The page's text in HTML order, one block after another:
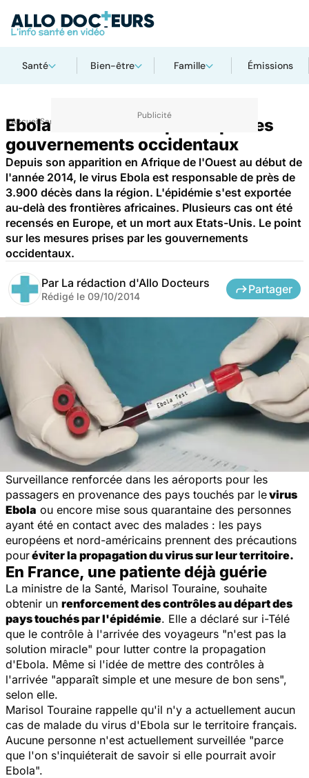
Santé Bien-être Famille Émissions
AccueilSanté
Ebola : les mesures prises par les
gouvernements occidentaux
Depuis son apparition en Afrique de l'Ouest au début de
l'année 2014, le virus Ebola est responsable de près de
3.900 décès dans la région. L'épidémie s'est exportée
au-delà des frontières africaines. Plusieurs cas ont été
recensés en Europe, et un mort aux Etats-Unis. Le point
sur les mesures prises par les gouvernements
occidentaux.
Par La rédaction d'Allo Docteurs
Rédigé le 09/10/2014
Partager
Surveillance renforcée dans les aéroports pour les
passagers en provenance des pays touchés par levirus
Ebola ou encore mise sous quarantaine des personnes
ayant été en contact avec des malades : les pays
européens et nord-américains prennent des précautions
pouréviter la propagation du virus sur leur territoire.
En France, une patiente déjà guérie
La ministre de la Santé, Marisol Touraine, souhaite
obtenir un renforcement des contrôles au départ des
pays touchés par l'épidémie. Elle a déclaré sur i-Télé
que le contrôle à l'arrivée des voyageurs "n'est pas la
solution miracle" pour lutter contre la propagation
d'Ebola. Même si l'idée de mettre des contrôles à
l'arrivée "apparaît simple et une mesure de bon sens",
selon elle.
Marisol Touraine rappelle qu'il n'y a actuellement aucun
cas de malade du virus d'Ebola sur le territoire français.
Aucune personne n'est actuellement surveillée "parce
que l'on s'inquiéterait de savoir si elle pourrait avoir
Ebola".